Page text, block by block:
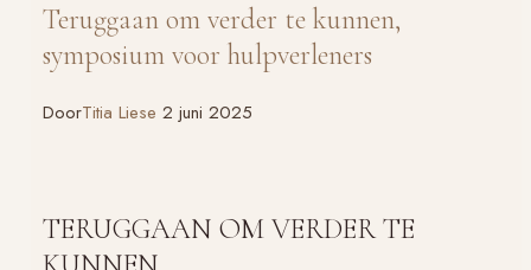
Teruggaan om verder te kunnen,
symposium voor hulpverleners
DoorTitia Liese 2 juni 2025
TERUGGAAN OM VERDER TE